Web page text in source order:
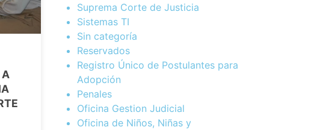
A
Suprema Corte de Justicia
Sistemas TI
Sin categoría
Reservados
Registro Único de Postulantes para
Adopción
Penales
Oficina Gestion Judicial
Oficina de Niños, Niñas y